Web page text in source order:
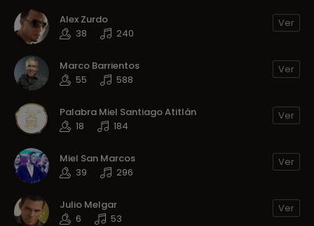
Alex Zurdo
38
240
Ver
Marco Barrientos
55
588
Ver
Palabra Miel Santiago Atitlán
18
184
Ver
Miel San Marcos
39
296
Ver
Julio Melgar
6
53
Ver